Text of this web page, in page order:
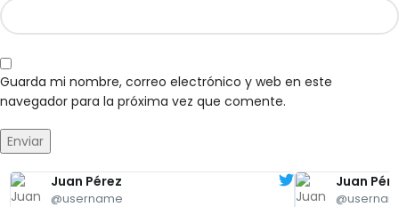
Guarda mi nombre, correo electrónico y web en este
navegador para la próxima vez que comente.
Juan Pérez
@username
Juan